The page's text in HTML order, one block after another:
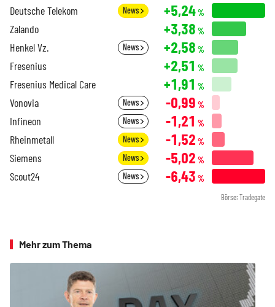
Deutsche Telekom News +5,24%
Zalando +3,38 %
Henkel Vz. News +2,58 %
Fresenius +2,51 %
Fresenius Medical Care +1,91 %
Vonovia News -0,99 %
Infineon News -1,21 %
Rheinmetall News -1,52 %
Siemens News -5,02 %
Scout24 News -6,43 %
Börse: Tradegate
Mehr zum Thema